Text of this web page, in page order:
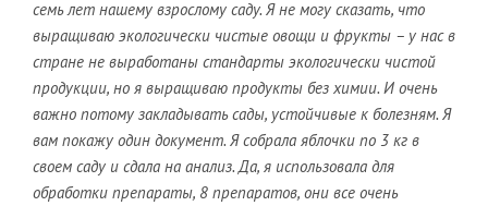
семь лет нашему взрослому саду. Я не могу сказать, что
выращиваю экологически чистые овощи и фрукты – у нас в
стране не выработаны стандарты экологически чистой
продукции, но я выращиваю продукты без химии. И очень
важно потому закладывать сады, устойчивые к болезням. Я
вам покажу один документ. Я собрала яблочки по 3 кг в
своем саду и сдала на анализ. Да, я использовала для
обработки препараты, 8 препаратов, они все очень